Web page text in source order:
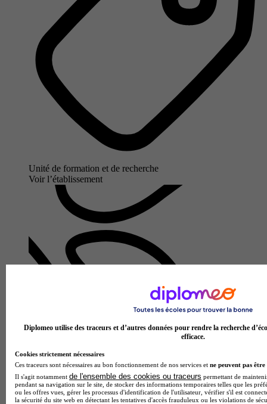
Unité de formation et de recherche
Voir l’établissement
Diplomeo utilise des traceurs et d’autres données pour rendre la recherche
efficace.
Cookies strictement nécessaires
Ces traceurs sont nécessaires au bon fonctionnement de nos services et ne peuvent pas être
Il s'agit notamment de l'ensemble des cookies ou traceurs permettant de
pendant sa navigation sur le site, de stocker des informations temporaires telles que les
ou les offres vues, gérer les processus d'identification de l'utilisateur, vérifier s'il est
la sécurité du site web en détectant les tentatives d'accès frauduleux ou les violations de